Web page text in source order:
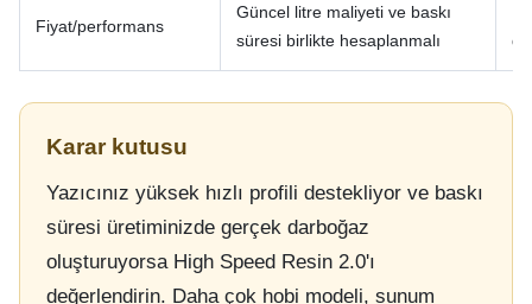
Fiyat/performans
Güncel litre maliyeti ve baskı
süresi birlikte hesaplanmalı
Karar kutusu
Yazıcınız yüksek hızlı profili destekliyor ve baskı
süresi üretiminizde gerçek darboğaz
oluşturuyorsa High Speed Resin 2.0'ı
değerlendirin. Daha çok hobi modeli, sunum